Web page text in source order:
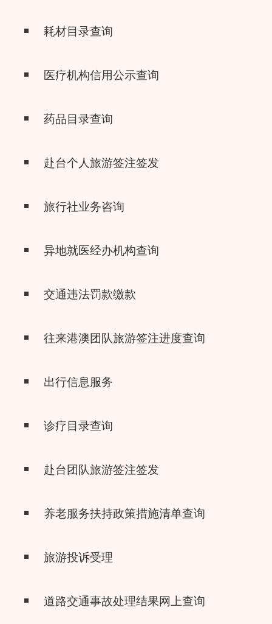
耗材目录查询
医疗机构信用公示查询
药品目录查询
赴台个人旅游签注签发
旅行社业务咨询
异地就医经办机构查询
交通违法罚款缴款
往来港澳团队旅游签注进度查询
出行信息服务
诊疗目录查询
赴台团队旅游签注签发
养老服务扶持政策措施清单查询
旅游投诉受理
道路交通事故处理结果网上查询